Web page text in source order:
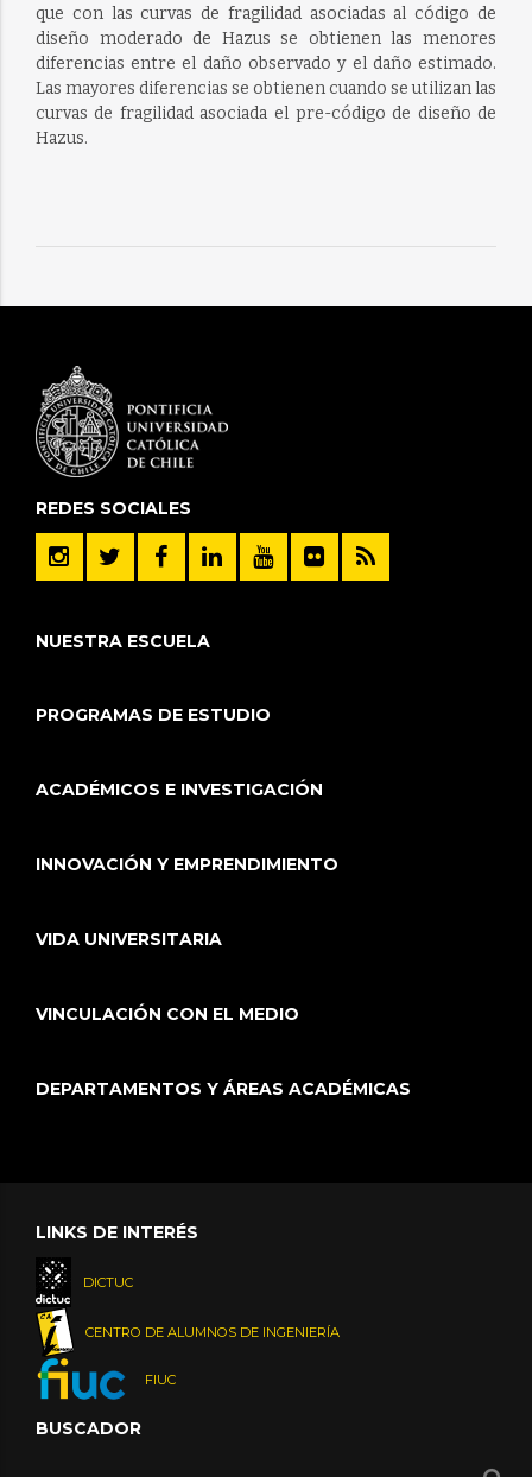
que con las curvas de fragilidad asociadas al código de
diseño moderado de Hazus se obtienen las menores
diferencias entre el daño observado y el daño estimado.
Las mayores diferencias se obtienen cuando se utilizan las
curvas de fragilidad asociada el pre-código de diseño de
Hazus.
REDES SOCIALES
NUESTRA ESCUELA
PROGRAMAS DE ESTUDIO
ACADÉMICOS E INVESTIGACIÓN
INNOVACIÓN Y EMPRENDIMIENTO
VIDA UNIVERSITARIA
VINCULACIÓN CON EL MEDIO
DEPARTAMENTOS Y ÁREAS ACADÉMICAS
LINKS DE INTERÉS
DICTUC
CENTRO DE ALUMNOS DE INGENIERÍA
FIUC
BUSCADOR